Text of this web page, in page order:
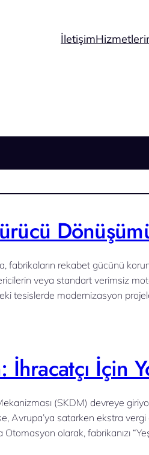
İletişim
rekabet gücünü
veya standart verimsiz
tesislerde modernizasyon
İçin
(SKDM) devreye
Avrupa’ya satarken ekstra
olarak, fabrikanızı